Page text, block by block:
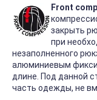
Front
закрыть
при
незаполненного
алюминиевым
длине. Под данной
часть одежды, не